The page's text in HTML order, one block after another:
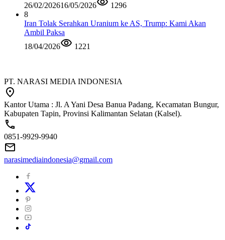
26/02/202616/05/2026
1296
8
Iran Tolak Serahkan Uranium ke AS, Trump: Kami Akan
Ambil Paksa
18/04/2026
1221
PT. NARASI MEDIA INDONESIA
Kantor Utama : Jl. A Yani Desa Banua Padang, Kecamatan Bungur,
Kabupaten Tapin, Provinsi Kalimantan Selatan (Kalsel).
0851-9929-9940
narasimediaindonesia@gmail.com